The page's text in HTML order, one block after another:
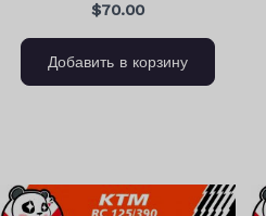
$70.00
Добавить в корзину